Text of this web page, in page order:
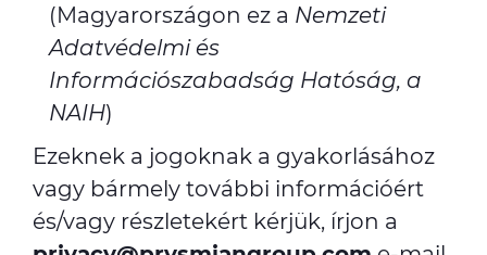
(Magyarországon ez a Nemzeti
Adatvédelmi és
Információszabadság Hatóság, a
NAIH)
Ezeknek a jogoknak a gyakorlásához
vagy bármely további információért
és/vagy részletekért kérjük, írjon a